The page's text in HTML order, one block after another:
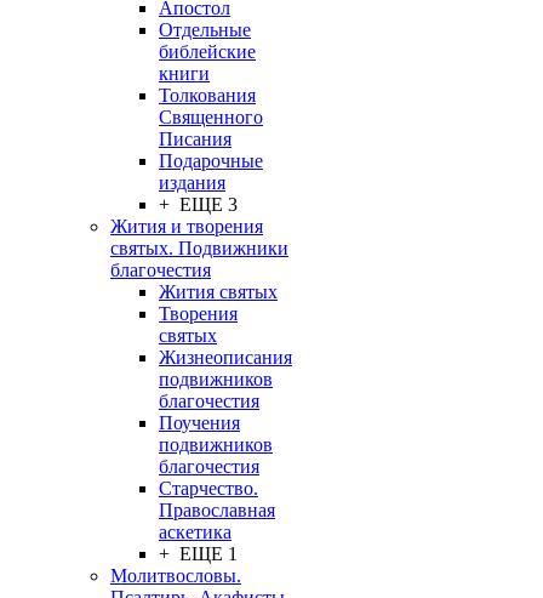
Апостол
Отдельные
библейские
книги
Толкования
Священного
Писания
Подарочные
издания
+ ЕЩЕ 3
Жития и творения
святых. Подвижники
благочестия
Жития святых
Творения
святых
Жизнеописания
подвижников
благочестия
Поучения
подвижников
благочестия
Старчество.
Православная
аскетика
+ ЕЩЕ 1
Молитвословы.